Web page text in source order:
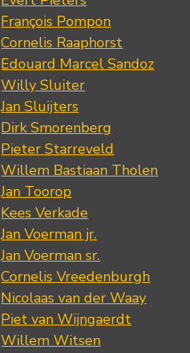
François Pompon
Cornelis Raaphorst
Edouard Marcel Sandoz
Willy Sluiter
Jan Sluijters
Dirk Smorenberg
Pieter Starreveld
Willem Bastiaan Tholen
Jan Toorop
Kees Verkade
Jan Voerman jr.
Jan Voerman sr.
Cornelis Vreedenburgh
Nicolaas van der Waay
Piet van Wijngaerdt
Willem Witsen